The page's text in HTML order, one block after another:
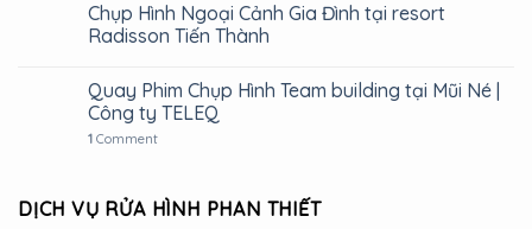
Chụp Hình Ngoại Cảnh Gia Đình tại resort
Radisson Tiến Thành
Quay Phim Chụp Hình Team building tại Mũi Né |
Công ty TELEQ
1 Comment
DỊCH VỤ RỬA HÌNH PHAN THIẾT